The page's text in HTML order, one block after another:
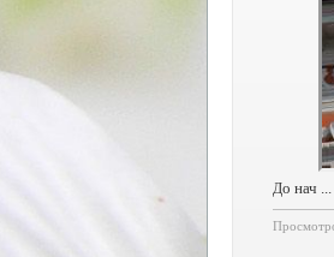
До нач ...